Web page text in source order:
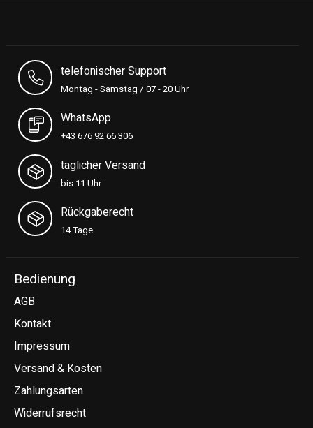
telefonischer Support
Montag - Samstag / 07 - 20 Uhr
WhatsApp
+43 676 92 66 306
täglicher Versand
bis 11 Uhr
Rückgaberecht
14 Tage
Bedienung
AGB
Kontakt
Impressum
Versand & Kosten
Zahlungsarten
Widerrufsrecht